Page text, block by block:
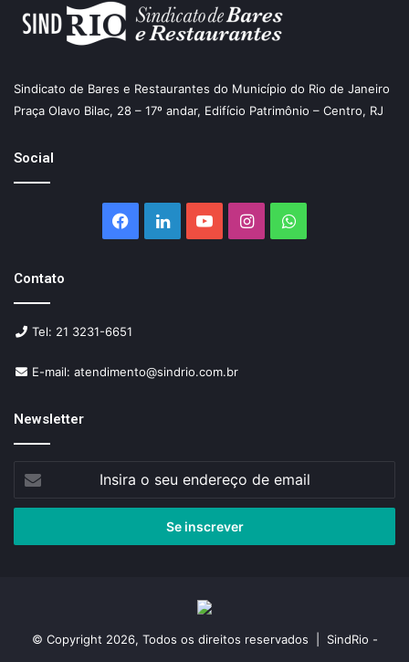
Sindicato de Bares e Restaurantes do Município do Rio de Janeiro
Praça Olavo Bilac, 28 – 17º andar, Edifício Patrimônio – Centro, RJ
Social
Facebook
LinkedinYouTubeInstagramWhatsApp
Contato
Tel: 21 3231-6651
E-mail: atendimento@sindrio.com.br
Newsletter
seu
de
© Copyright 2026, Todos os direitos reservados | SindRio -